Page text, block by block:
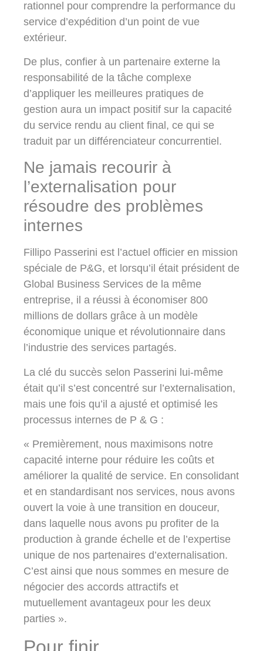
rationnel pour comprendre la performance du
service d’expédition d’un point de vue
extérieur.
De plus, confier à un partenaire externe la
responsabilité de la tâche complexe
d’appliquer les meilleures pratiques de
gestion aura un impact positif sur la capacité
du service rendu au client final, ce qui se
traduit par un différenciateur concurrentiel.
Ne jamais recourir à
l’externalisation pour
résoudre des problèmes
internes
Fillipo Passerini est l’actuel officier en mission
spéciale de P&G, et lorsqu’il était président de
Global Business Services de la même
entreprise, il a réussi à économiser 800
millions de dollars grâce à un modèle
économique unique et révolutionnaire dans
l’industrie des services partagés.
La clé du succès selon Passerini lui-même
était qu’il s’est concentré sur l’externalisation,
mais une fois qu’il a ajusté et optimisé les
processus internes de P & G :
« Premièrement, nous maximisons notre
capacité interne pour réduire les coûts et
améliorer la qualité de service. En consolidant
et en standardisant nos services, nous avons
ouvert la voie à une transition en douceur,
dans laquelle nous avons pu profiter de la
production à grande échelle et de l’expertise
unique de nos partenaires d’externalisation.
C’est ainsi que nous sommes en mesure de
négocier des accords attractifs et
mutuellement avantageux pour les deux
parties ».
Pour finir…